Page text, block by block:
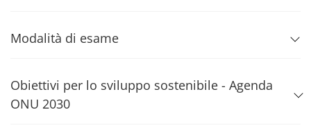
Modalità di esame
Obiettivi per lo sviluppo sostenibile - Agenda
ONU 2030